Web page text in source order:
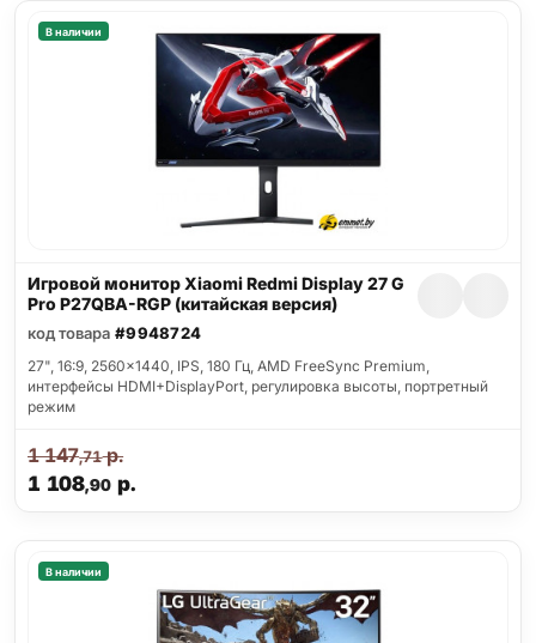
В наличии
Игровой монитор Xiaomi Redmi Display 27 G
Pro P27QBA-RGP (китайская версия)
код товара #9948724
27", 16:9, 2560x1440, IPS, 180 Гц, AMD FreeSync Premium,
интерфейсы HDMI+DisplayPort, регулировка высоты, портретный
режим
1 108,90 р.
1 147,71р.
В наличии